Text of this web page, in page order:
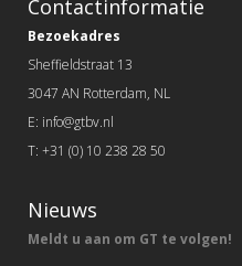
Contactinformatie
Bezoekadres
Sheffieldstraat 13
3047 AN Rotterdam, NL
E: info@gtbv.nl
T: +31 (0) 10 238 28 50
Nieuws
Meldt u aan om GT te volgen!